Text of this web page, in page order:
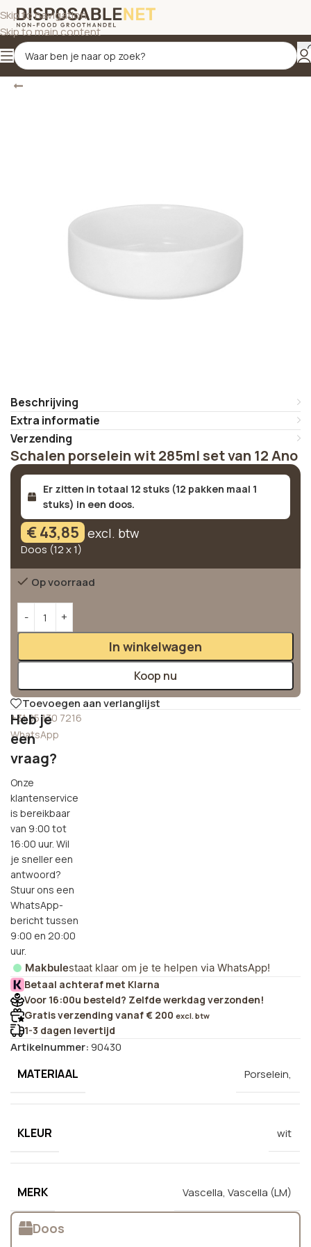
Skip to navigation
Skip to main content
Terug Home/Borden & schalen/Porseleinen schalen
Beschrijving
Extra informatie
Verzending
Schalen porselein wit 285ml set van 12 Ano
Er zitten in totaal 12 stuks (12 pakken maal 1
stuks) in een doos.
€43,85 excl. btw
Doos (12 x 1)
Op voorraad
In winkelwagen
Koop nu
Toevoegen aan verlanglijst
+31 85 130 7216
WhatsApp
Heb je
een
vraag?
Onze
klantenservice
is bereikbaar
van 9:00 tot
16:00 uur. Wil
je sneller een
antwoord?
Stuur ons een
WhatsApp-
bericht tussen
9:00 en 20:00
uur.
Makbulestaat klaar om je te helpen via WhatsApp!
Betaal achteraf met Klarna
Voor 16:00u besteld? Zelfde werkdag verzonden!
Gratis verzending vanaf € 200 excl. btw
1-3 dagen levertijd
Artikelnummer: 90430
MATERIAAL Porselein,
KLEUR wit
MERK Vascella, Vascella (LM)
Doos